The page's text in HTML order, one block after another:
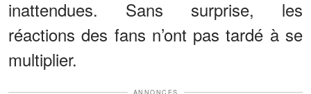
inattendues. Sans surprise, les
réactions des fans n’ont pas tardé à se
multiplier.
ANNONCES